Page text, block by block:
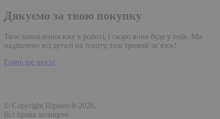
Дякуємо за твою покупку
Твоє замовлення вже в роботі, і скоро воно буде у тебе. Ми
надішлемо всі деталі на пошту, тож тримай зв’язок!
Глянь ще щось!
© Copyright Hipsters® 2026.
Всі права захищені